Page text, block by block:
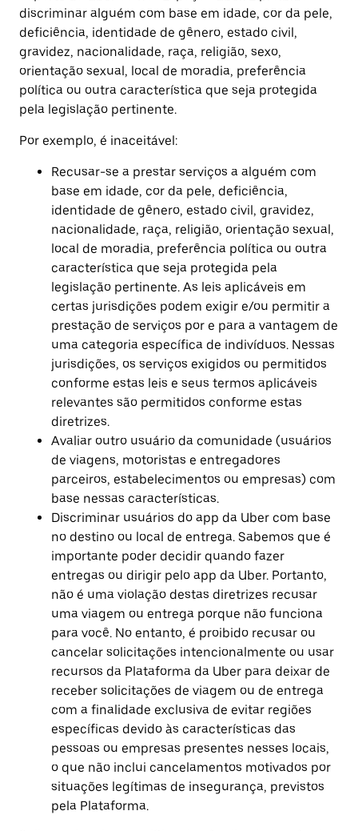
discriminar alguém com base em idade, cor da pele,
deficiência, identidade de gênero, estado civil,
gravidez, nacionalidade, raça, religião, sexo,
orientação sexual, local de moradia, preferência
política ou outra característica que seja protegida
pela legislação pertinente.
Por exemplo, é inaceitável:
Recusar-se a prestar serviços a alguém com
base em idade, cor da pele, deficiência,
identidade de gênero, estado civil, gravidez,
nacionalidade, raça, religião, orientação sexual,
local de moradia, preferência política ou outra
característica que seja protegida pela
legislação pertinente. As leis aplicáveis em
certas jurisdições podem exigir e/ou permitir a
prestação de serviços por e para a vantagem de
uma categoria específica de indivíduos. Nessas
jurisdições, os serviços exigidos ou permitidos
conforme estas leis e seus termos aplicáveis
relevantes são permitidos conforme estas
diretrizes.
Avaliar outro usuário da comunidade (usuários
de viagens, motoristas e entregadores
parceiros, estabelecimentos ou empresas) com
base nessas características.
Discriminar usuários do app da Uber com base
no destino ou local de entrega. Sabemos que é
importante poder decidir quando fazer
entregas ou dirigir pelo app da Uber. Portanto,
não é uma violação destas diretrizes recusar
uma viagem ou entrega porque não funciona
para você. No entanto, é proibido recusar ou
cancelar solicitações intencionalmente ou usar
recursos da Plataforma da Uber para deixar de
receber solicitações de viagem ou de entrega
com a finalidade exclusiva de evitar regiões
específicas devido às características das
pessoas ou empresas presentes nesses locais,
o que não inclui cancelamentos motivados por
situações legítimas de insegurança, previstos
pela Plataforma.